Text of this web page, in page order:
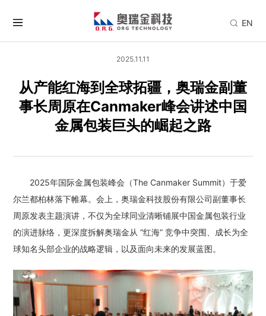
EN
2025.11.11
从产能红海到全球拓疆，奥瑞金副董
事长周原在Canmaker峰会讲述中国
金属包装巨头的崛起之路
2025年国际金属包装峰会（The Canmaker Summit）于爱
尔兰都柏林落下帷幕。会上，奥瑞金科技股份有限公司副董事长
周原发表主题演讲，不仅为全球同业清晰铺展中国金属包装行业
的演进脉络，更深度拆解奥瑞金从 “红海” 竞争中突围、成长为全
球知名头部企业的战略逻辑，以及面向未来的发展蓝图。